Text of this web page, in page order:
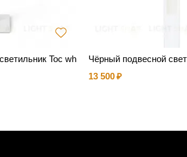
Toc wh
Чёрный подвесной
13 500